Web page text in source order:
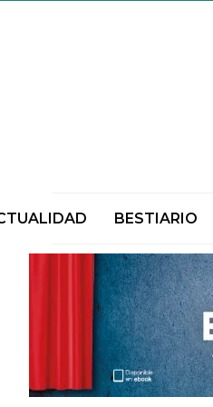
BESTIARIO